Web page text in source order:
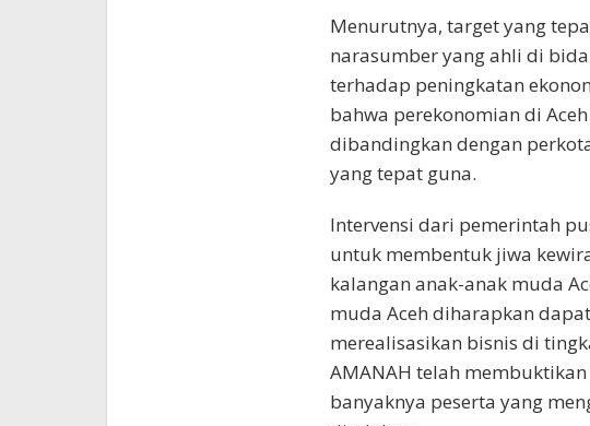
Menurutnya, target yang
narasumber yang ahli di
terhadap peningkatan
bahwa perekonomian di
dibandingkan dengan
yang tepat guna.
Intervensi dari pemerintah
untuk membentuk jiwa
kalangan anak-anak muda
muda Aceh diharapkan
merealisasikan bisnis di
AMANAH telah
banyaknya peserta yang